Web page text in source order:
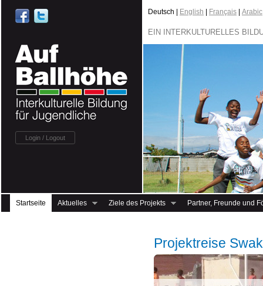
Login / Logout
Deutsch | English Français Arabic
EIN INTERKULTURELLES
Startseite Aktuelles Ziele des Projekts Partner, Freunde und
Projektreise